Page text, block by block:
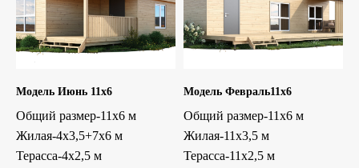
Модель Июнь 11x6
Общий размер-11х6 м
Жилая-4х3,5+7х6 м
Терасса-4х2,5 м
Модель Февраль11x6
Общий размер-11х6 м
Жилая-11х3,5 м
Терасса-11х2,5 м